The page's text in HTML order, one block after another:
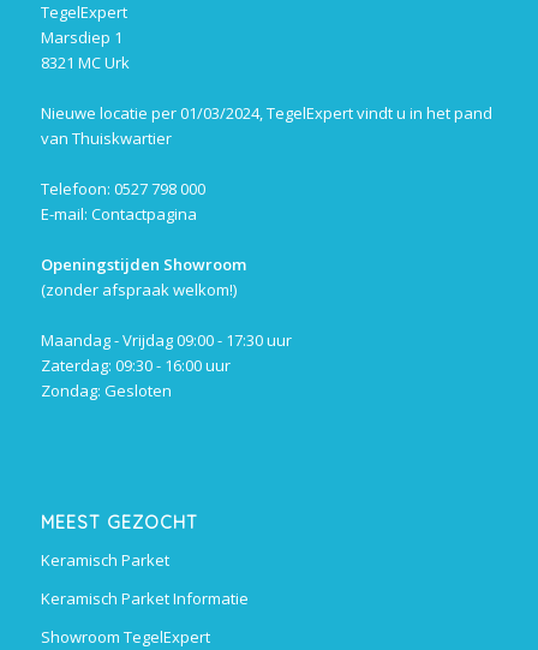
TegelExpert
Marsdiep 1
8321 MC Urk
Nieuwe locatie per 01/03/2024, TegelExpert vindt u in het pand
van Thuiskwartier
Telefoon: 0527 798 000
E-mail: Contactpagina
Openingstijden Showroom
(zonder afspraak welkom!)
Maandag - Vrijdag 09:00 - 17:30 uur
Zaterdag: 09:30 - 16:00 uur
Zondag: Gesloten
MEEST GEZOCHT
Keramisch Parket
Keramisch Parket Informatie
Showroom TegelExpert